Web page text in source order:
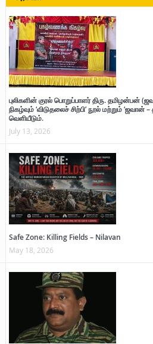
புலிகளின் குரல் பொறுப்பாளர் திரு.
நிகழ்வும் ‘விடுதலைச் சிற்பி’ நூல் மற்றும்
வெளியீடும்.
July 13, 2026
Safe Zone: Killing Fields – Nilavan
May 18, 2026